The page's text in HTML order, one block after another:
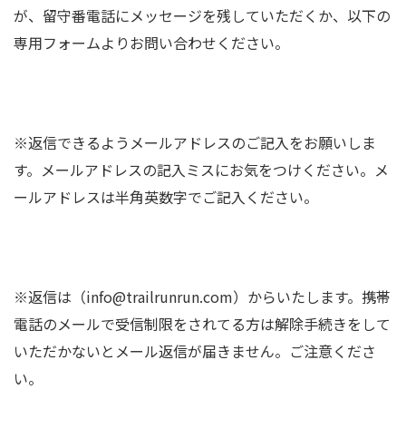
が、留守番電話にメッセージを残していただくか、以下の
専用フォームよりお問い合わせください。
※返信できるようメールアドレスのご記入をお願いしま
す。メールアドレスの記入ミスにお気をつけください。メ
ールアドレスは半角英数字でご記入ください。
※返信は（info@trailrunrun.com）からいたします。携帯
電話のメールで受信制限をされてる方は解除手続きをして
いただかないとメール返信が届きません。ご注意くださ
い。